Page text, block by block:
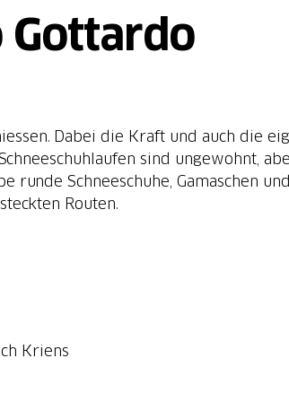
Gottardo
Dabei die Kraft und auch die
sind ungewohnt,
Schneeschuhe, Gamaschen
Routen.
Kriens